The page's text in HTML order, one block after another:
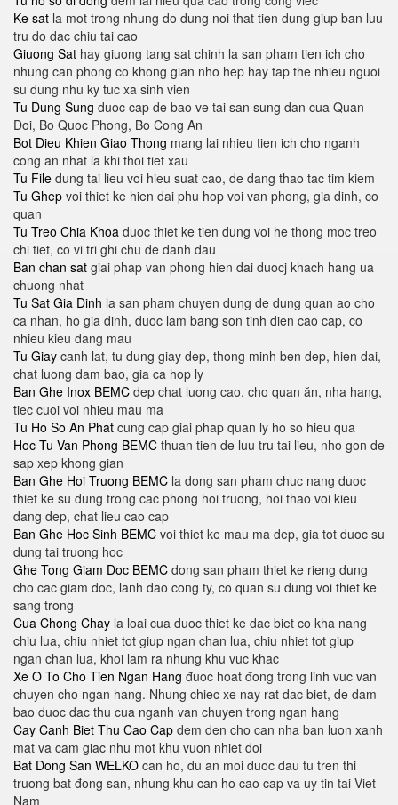
Ke sat la mot trong nhung do dung noi that tien dung giup ban luu
tru do dac chiu tai cao
Giuong Sat hay giuong tang sat chinh la san pham tien ich cho
nhung can phong co khong gian nho hep hay tap the nhieu nguoi
su dung nhu ky tuc xa sinh vien
Tu Dung Sung duoc cap de bao ve tai san sung dan cua Quan
Doi, Bo Quoc Phong, Bo Cong An
Bot Dieu Khien Giao Thong mang lai nhieu tien ich cho nganh
cong an nhat la khi thoi tiet xau
Tu File dung tai lieu voi hieu suat cao, de dang thao tac tim kiem
Tu Ghep voi thiet ke hien dai phu hop voi van phong, gia dinh, co
quan
Tu Treo Chia Khoa duoc thiet ke tien dung voi he thong moc treo
chi tiet, co vi tri ghi chu de danh dau
Ban chan sat giai phap van phong hien dai duocj khach hang ua
chuong nhat
Tu Sat Gia Dinh la san pham chuyen dung de dung quan ao cho
ca nhan, ho gia dinh, duoc lam bang son tinh dien cao cap, co
nhieu kieu dang mau
Tu Giay canh lat, tu dung giay dep, thong minh ben dep, hien dai,
chat luong dam bao, gia ca hop ly
Ban Ghe Inox BEMC dep chat luong cao, cho quan ăn, nha hang,
tiec cuoi voi nhieu mau ma
Tu Ho So An Phat cung cap giai phap quan ly ho so hieu qua
Hoc Tu Van Phong BEMC thuan tien de luu tru tai lieu, nho gon de
sap xep khong gian
Ban Ghe Hoi Truong BEMC la dong san pham chuc nang duoc
thiet ke su dung trong cac phong hoi truong, hoi thao voi kieu
dang dep, chat lieu cao cap
Ban Ghe Hoc Sinh BEMC voi thiet ke mau ma dep, gia tot duoc su
dung tai truong hoc
Ghe Tong Giam Doc BEMC dong san pham thiet ke rieng dung
cho cac giam doc, lanh dao cong ty, co quan su dung voi thiet ke
sang trong
Cua Chong Chay la loai cua duoc thiet ke dac biet co kha nang
chiu lua, chiu nhiet tot giup ngan chan lua, chiu nhiet tot giup
ngan chan lua, khoi lam ra nhung khu vuc khac
Xe O To Cho Tien Ngan Hang đuoc hoat đong trong linh vuc van
chuyen cho ngan hang. Nhung chiec xe nay rat dac biet, de dam
bao duoc dac thu cua nganh van chuyen trong ngan hang
Cay Canh Biet Thu Cao Cap dem den cho can nha ban luon xanh
mat va cam giac nhu mot khu vuon nhiet doi
Bat Dong San WELKO can ho, du an moi duoc dau tu tren thi
truong bat đong san, nhung khu can ho cao cap va uy tin tai Viet
Nam